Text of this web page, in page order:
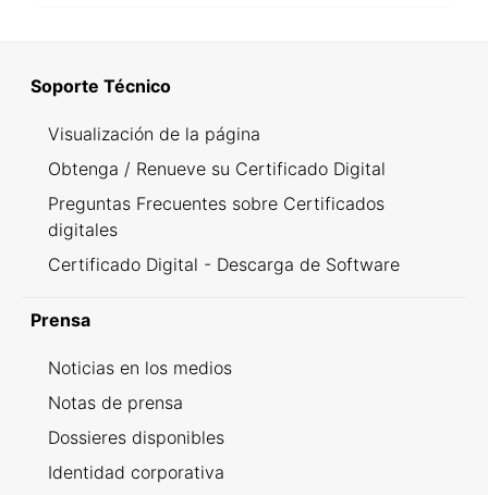
Soporte Técnico
Visualización de la página
Obtenga / Renueve su Certificado Digital
Preguntas Frecuentes sobre Certificados
digitales
Certificado Digital - Descarga de Software
Prensa
Noticias en los medios
Notas de prensa
Dossieres disponibles
Identidad corporativa